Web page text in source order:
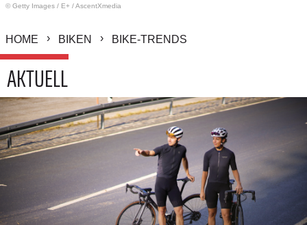
© Getty Images / E+ / AscentXmedia
HOME BIKEN BIKE-TRENDS
AKTUELL